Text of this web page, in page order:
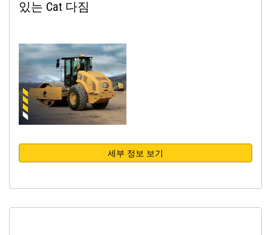
있는 Cat 다짐
세부 정보 보기